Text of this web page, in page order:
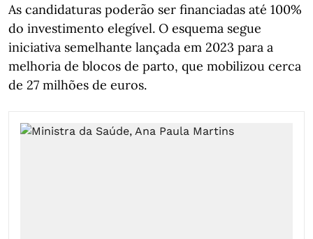
As candidaturas poderão ser financiadas até 100%
do investimento elegível. O esquema segue
iniciativa semelhante lançada em 2023 para a
melhoria de blocos de parto, que mobilizou cerca
de 27 milhões de euros.